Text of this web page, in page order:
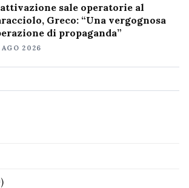
sale operatorie al
Greco: “Una vergognosa
di propaganda”
2026